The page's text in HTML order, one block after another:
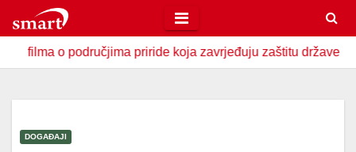
to
content
o područjima priride koja zavrjeđuju zaštitu države U
DOGAĐAJI